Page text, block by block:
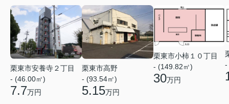
栗東市安養寺２丁目
- (46.00㎡)
7.7万円
栗東市高野
- (93.54㎡)
5.15万円
栗東市小柿１０丁目
- (149.82㎡)
30万円
-